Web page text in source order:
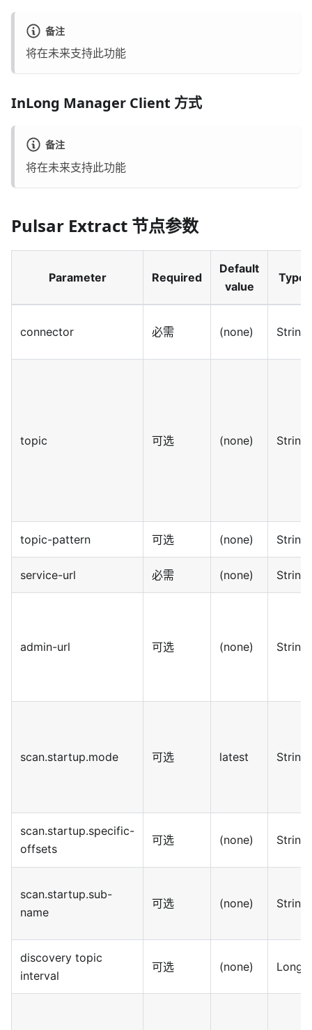
备注
将在未来支持此功能
InLong Manager Client 方式
备注
将在未来支持此功能
Pulsar Extract 节点参数
Parameter Required
Default
value
Type
connector 必需 (none) String
topic 可选 (none) String
topic-pattern 可选 (none) String
service-url 必需 (none) String
admin-url 可选 (none) String
scan.startup.mode 可选 latest String
scan.startup.specific-
offsets
可选 (none) String
scan.startup.sub-
name
可选 (none) String
discovery topic
interval
可选 (none) Long